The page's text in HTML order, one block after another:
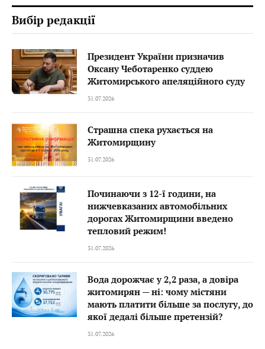
Вибір редакції
Президент України призначив
Оксану Чеботаренко суддею
Житомирського апеляційного суду
31.07.2026
Страшна спека рухається на
Житомирщину
31.07.2026
Починаючи з 12-ї години, на
нижчевказаних автомобільних
дорогах Житомирщини введено
тепловий режим!
31.07.2026
Вода дорожчає у 2,2 раза, а довіра
житомирян — ні: чому містяни
мають платити більше за послугу, до
якої дедалі більше претензій?
31.07.2026